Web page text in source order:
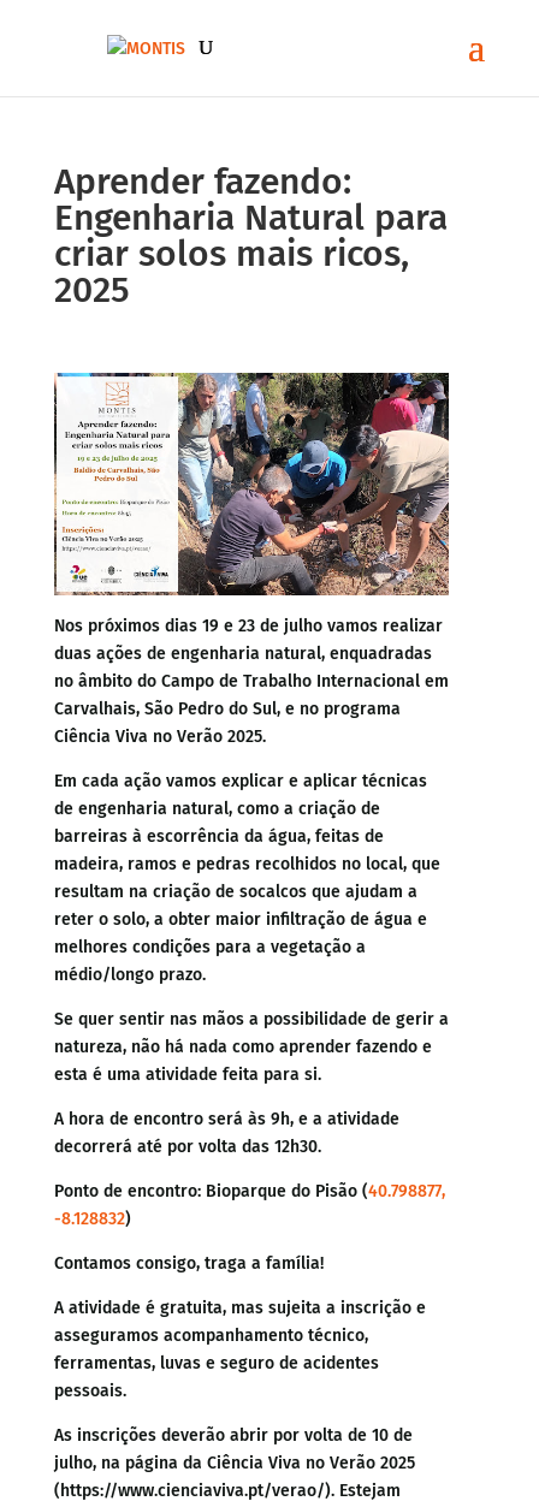
Aprender fazendo:
Engenharia Natural para
criar solos mais ricos,
2025
Nos próximos dias 19 e 23 de julho vamos realizar
duas ações de engenharia natural, enquadradas
no âmbito do Campo de Trabalho Internacional em
Carvalhais, São Pedro do Sul, e no programa
Ciência Viva no Verão 2025.
Em cada ação vamos explicar e aplicar técnicas
de engenharia natural, como a criação de
barreiras à escorrência da água, feitas de
madeira, ramos e pedras recolhidos no local, que
resultam na criação de socalcos que ajudam a
reter o solo, a obter maior infiltração de água e
melhores condições para a vegetação a
médio/longo prazo.
Se quer sentir nas mãos a possibilidade de gerir a
natureza, não há nada como aprender fazendo e
esta é uma atividade feita para si.
A hora de encontro será às 9h, e a atividade
decorrerá até por volta das 12h30.
Ponto de encontro: Bioparque do Pisão (40.798877,
-8.128832)
Contamos consigo, traga a família!
A atividade é gratuita, mas sujeita a inscrição e
asseguramos acompanhamento técnico,
ferramentas, luvas e seguro de acidentes
pessoais.
As inscrições deverão abrir por volta de 10 de
julho, na página da Ciência Viva no Verão 2025
(https://www.cienciaviva.pt/verao/). Estejam